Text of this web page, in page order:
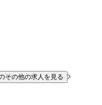
その他の求人を見る